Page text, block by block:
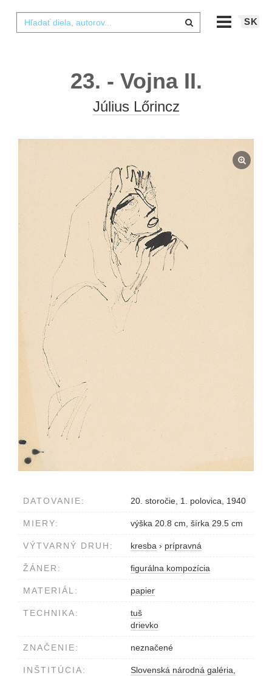
SK
23. - Vojna II.
Július Lőrincz
DATOVANIE: 20. storočie, 1. polovica, 1940
MIERY: výška 20.8 cm, šírka 29.5 cm
VÝTVARNÝ DRUH: kresba › prípravná
ŽÁNER: figurálna kompozícia
MATERIÁL: papier
TECHNIKA:
tuš
drievko
ZNAČENIE: neznačené
INŠTITÚCIA:
Slovenská národná galéria,